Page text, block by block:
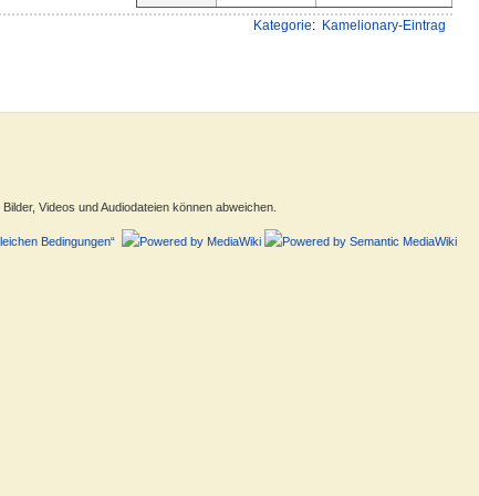
Kategorie: Kamelionary-Eintrag
Videos und Audiodateien können abweichen.